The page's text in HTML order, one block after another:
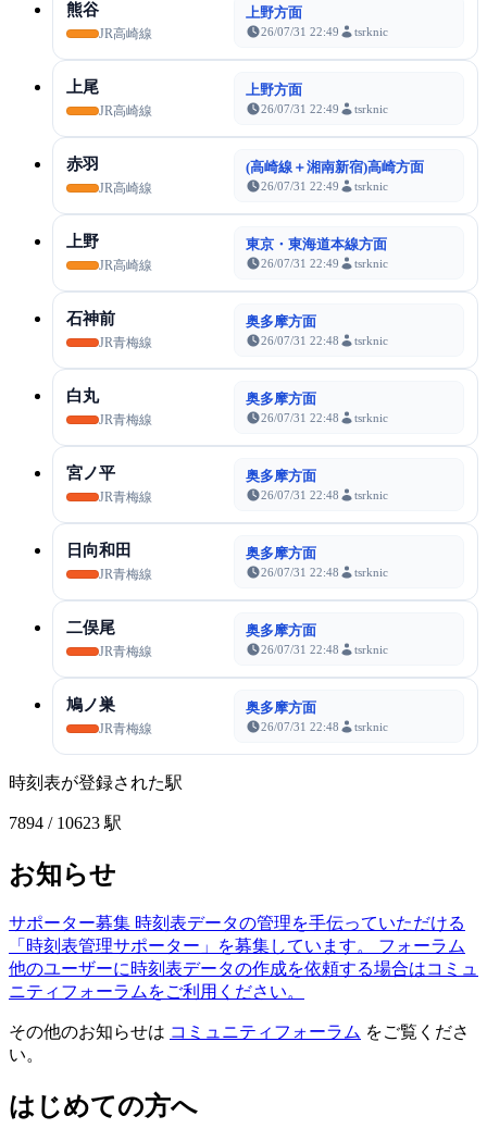
熊谷
JR高崎線
上野方面
26/07/31 22:49 tsrknic
上尾
JR高崎線
上野方面
26/07/31 22:49 tsrknic
赤羽
JR高崎線
(高崎線＋湘南新宿)高崎方面
26/07/31 22:49 tsrknic
上野
JR高崎線
東京・東海道本線方面
26/07/31 22:49 tsrknic
石神前
JR青梅線
奥多摩方面
26/07/31 22:48 tsrknic
白丸
JR青梅線
奥多摩方面
26/07/31 22:48 tsrknic
宮ノ平
JR青梅線
奥多摩方面
26/07/31 22:48 tsrknic
日向和田
JR青梅線
奥多摩方面
26/07/31 22:48 tsrknic
二俣尾
JR青梅線
奥多摩方面
26/07/31 22:48 tsrknic
鳩ノ巣
JR青梅線
奥多摩方面
26/07/31 22:48 tsrknic
時刻表が登録された駅
7894 / 10623 駅
お知らせ
サポーター募集 時刻表データの管理を手伝っていただける
「時刻表管理サポーター」を募集しています。
フォーラム
他のユーザーに時刻表データの作成を依頼する場合はコミュ
ニティフォーラムをご利用ください。
その他のお知らせは コミュニティフォーラム をご覧くださ
い。
はじめての方へ